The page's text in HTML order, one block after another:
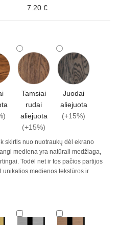
7.20 €
Tamsiai
rudai
aliejuota
(+15%)
Juodai
aliejuota
(+15%)
skirtis nuo nuotraukų dėl ekrano
mediena yra natūrali medžiaga,
Todėl net ir tos pačios partijos
medienos tekstūros ir